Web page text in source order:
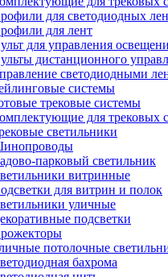
для светодиодных
для лент
для управления
дистанционного
светодиодными
системы
трековые системы
для трековых
светильники
парковый светильник
витринные
для витрин и полок
уличные
подсветки
потолочные
бахрома